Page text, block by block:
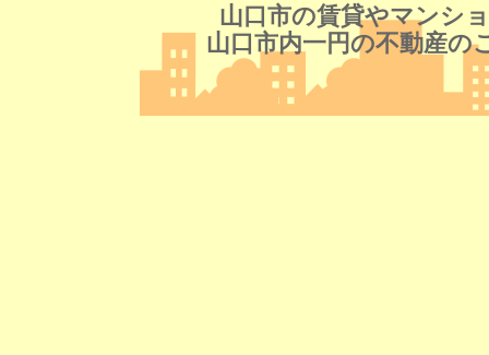
山口市の賃貸やマンシ
山口市内一円の不動産の